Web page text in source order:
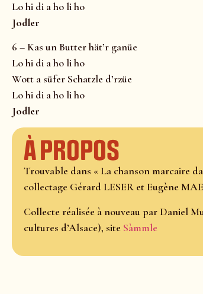
Lo hi di a ho li ho
Jodler
6 – Kas un Butter hät’r ganüe
Lo hi di a ho li ho
Wott a süfer Schatzle d’rzüe
Lo hi di a ho li ho
Jodler
À propos
Trouvable dans « La chanson marcaire
collectage Gérard LESER et Eugène
Collecte réalisée à nouveau par Daniel
cultures d’Alsace), site Sàmmle